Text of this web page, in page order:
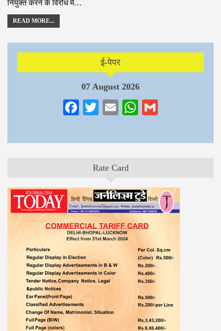
नियुक्‍त करने के विरोध में…
READ MORE...
ई-पेपर
07 August 2026
Facebook
TwitterEmailWhatsApp
Rate Card